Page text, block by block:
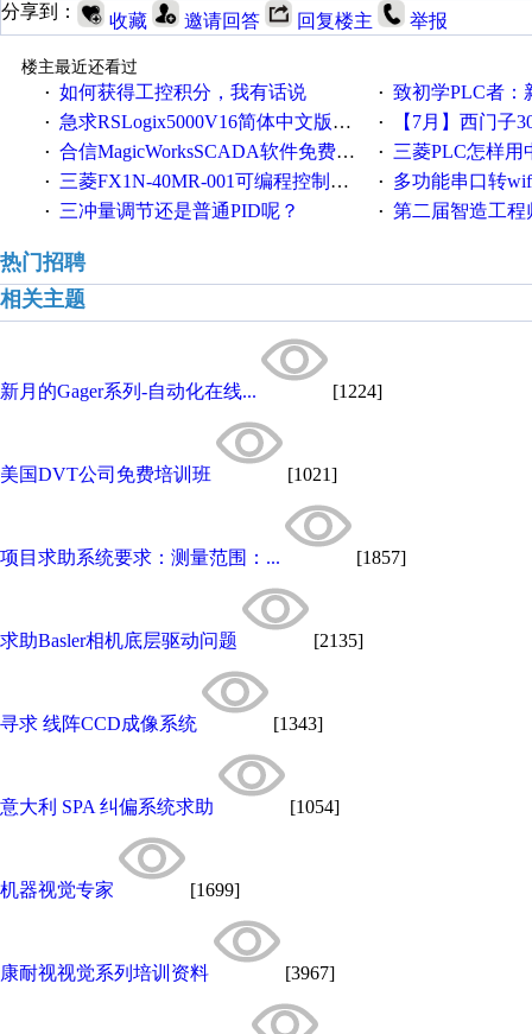
分享到： 收藏 邀请回答 回复楼主 举报
楼主最近还看过
· 如何获得工控积分，我有话说 · 致初学PLC者：新人
· 急求RSLogix5000V16简体中文版！！！急急急 · 【7月】西门子300/
· 合信MagicWorksSCADA软件免费下载，好礼相送，并提供技术支持，永久免费！ · 三菱PLC怎样用
· 三菱FX1N-40MR-001可编程控制器输入端口故障维修一例 · 多功能串口转wifi/以太网转WIFI/串口转以太网/
· 三冲量调节还是普通PID呢？ · 第二届智造工程师节
热门招聘
相关主题
新月的Gager系列-自动化在线... [1224]
美国DVT公司免费培训班 [1021]
项目求助系统要求：测量范围：... [1857]
求助Basler相机底层驱动问题 [2135]
寻求 线阵CCD成像系统 [1343]
意大利 SPA 纠偏系统求助 [1054]
机器视觉专家 [1699]
康耐视视觉系列培训资料 [3967]